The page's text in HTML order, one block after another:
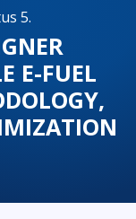
5.
E-FUEL